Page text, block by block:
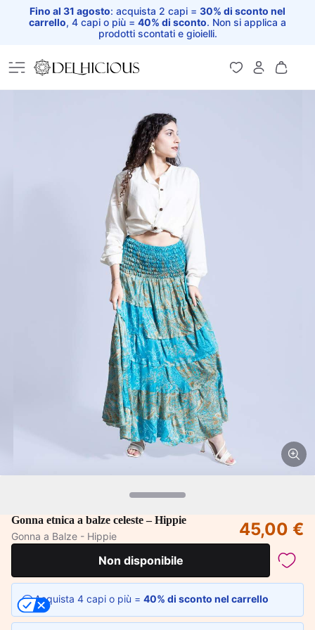
Fino al 31 agosto: acquista 2 capi = 30% di sconto nel
carrello, 4 capi o più = 40% di sconto. Non si applica a
prodotti scontati e gioielli.
Home
Gonna etnica a balze celeste – Hippie
Gonna a Balze - Hippie
45,00 €
Non disponibile
Acquista 4 capi o più = 40% di sconto nel carrello